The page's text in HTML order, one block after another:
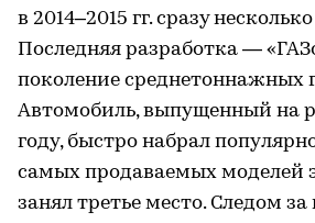
в 2014–2015 гг. сразу
Последняя разработка —
поколение среднетоннажных
Автомобиль, выпущенный на
году, быстро набрал
самых продаваемых моделей
занял третье место. Следом